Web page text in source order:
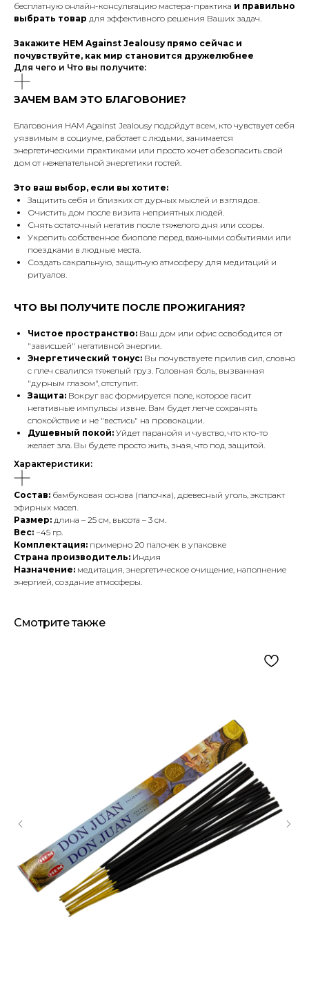
бесплатную онлайн-консультацию мастера-практика и правильно
выбрать товар для эффективного решения Ваших задач.
Закажите HEM Against Jealousy прямо сейчас и
почувствуйте, как мир становится дружелюбнее
Для чего и Что вы получите:
ЗАЧЕМ ВАМ ЭТО БЛАГОВОНИЕ?
Благовония HAM Against Jealousy подойдут всем, кто чувствует себя
уязвимым в социуме, работает с людьми, занимается
энергетическими практиками или просто хочет обезопасить свой
дом от нежелательной энергетики гостей.
Это ваш выбор, если вы хотите:
Защитить себя и близких от дурных мыслей и взглядов.
Очистить дом после визита неприятных людей.
Снять остаточный негатив после тяжелого дня или ссоры.
Укрепить собственное биополе перед важными событиями или
поездками в людные места.
Создать сакральную, защитную атмосферу для медитаций и
ритуалов.
ЧТО ВЫ ПОЛУЧИТЕ ПОСЛЕ ПРОЖИГАНИЯ?
Чистое пространство: Ваш дом или офис освободится от
"зависшей" негативной энергии.
Энергетический тонус: Вы почувствуете прилив сил, словно
с плеч свалился тяжелый груз. Головная боль, вызванная
"дурным глазом", отступит.
Защита: Вокруг вас формируется поле, которое гасит
негативные импульсы извне. Вам будет легче сохранять
спокойствие и не "вестись" на провокации.
Душевный покой: Уйдет паранойя и чувство, что кто-то
желает зла. Вы будете просто жить, зная, что под защитой.
Характеристики:
Состав: бамбуковая основа (палочка), древесный уголь, экстракт
эфирных масел.
Размер: длина – 25 см, высота – 3 см.
Вес: ~45 гр.
Комплектация: примерно 20 палочек в упаковке
Страна производитель: Индия
Назначение: медитация, энергетическое очищение, наполнение
энергией, создание атмосферы.
Смотрите также